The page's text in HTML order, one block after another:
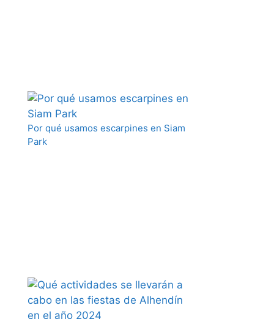
Por qué usamos escarpines en Siam
Park